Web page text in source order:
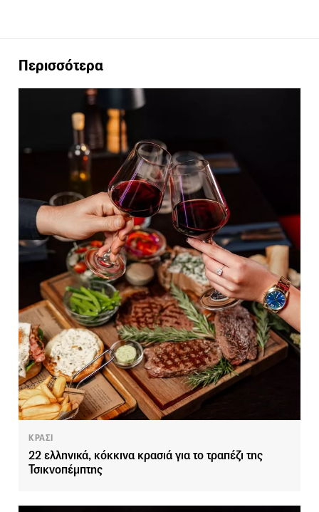
Περισσότερα
ΚΡΑΣΙ
22 ελληνικά, κόκκινα κρασιά για το τραπέζι της
Τσικνοπέμπτης